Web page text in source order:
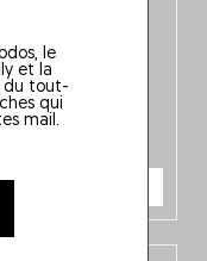
le
et la
du tout-
qui
mail.